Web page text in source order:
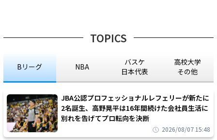
TOPICS
Bリーグ NBA
バスケ
日本代表
高校大学
その他
JBA公認プロフェッショナルレフェリーが新たに
2名誕生、高野晃平は16年間続けた会社員生活に
別れを告げてプロ転向を決断
2026/08/07 15:48